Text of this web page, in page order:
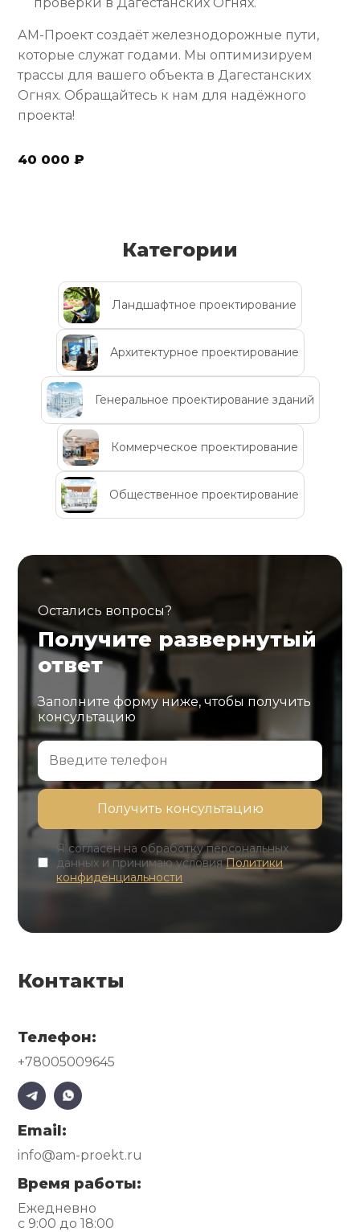
АМ-Проект создаёт железнодорожные пути,
которые служат годами. Мы оптимизируем
трассы для вашего объекта в Дагестанских
Огнях. Обращайтесь к нам для надёжного
проекта!
40 000 ₽
Категории
Ландшафтное проектирование
Архитектурное проектирование
Генеральное проектирование зданий
Коммерческое проектирование
Общественное проектирование
Остались вопросы?
Получите развернутый
ответ
Заполните форму ниже, чтобы получить
консультацию
Я согласен на обработку персональных
данных и принимаю условияПолитики
конфиденциальности
Контакты
Телефон:
+78005009645
Email:
info@am-proekt.ru
Время работы:
Ежедневно
с 9:00 до 18:00